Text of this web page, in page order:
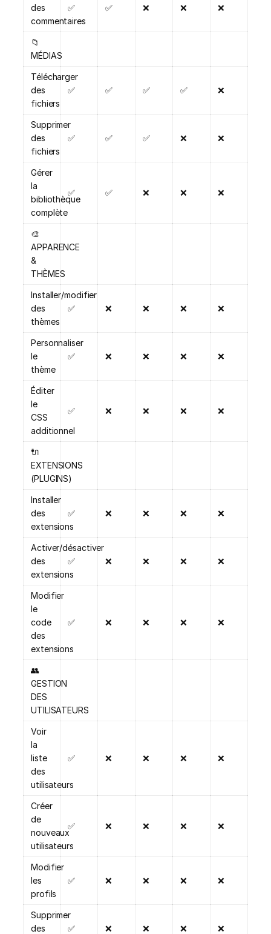
des
commentaires
✅ ✅ ❌ ❌ ❌
📁
MÉDIAS
Télécharger
des
fichiers
✅ ✅ ✅ ✅ ❌
Supprimer
des
fichiers
✅ ✅ ✅ ❌ ❌
Gérer
la
bibliothèque
complète
✅ ✅ ❌ ❌ ❌
🎨
APPARENCE
&
THÈMES
Installer/modifier
des
thèmes
✅ ❌ ❌ ❌ ❌
Personnaliser
le
thème
✅ ❌ ❌ ❌ ❌
Éditer
le
CSS
additionnel
✅ ❌ ❌ ❌ ❌
🔌
EXTENSIONS
(PLUGINS)
Installer
des
extensions
✅ ❌ ❌ ❌ ❌
Activer/désactiver
des
extensions
✅ ❌ ❌ ❌ ❌
Modifier
le
code
des
extensions
✅ ❌ ❌ ❌ ❌
👥
GESTION
DES
UTILISATEURS
Voir
la
liste
des
utilisateurs
✅ ❌ ❌ ❌ ❌
Créer
de
nouveaux
utilisateurs
✅ ❌ ❌ ❌ ❌
Modifier
les
profils
✅ ❌ ❌ ❌ ❌
Supprimer
des
✅ ❌ ❌ ❌ ❌